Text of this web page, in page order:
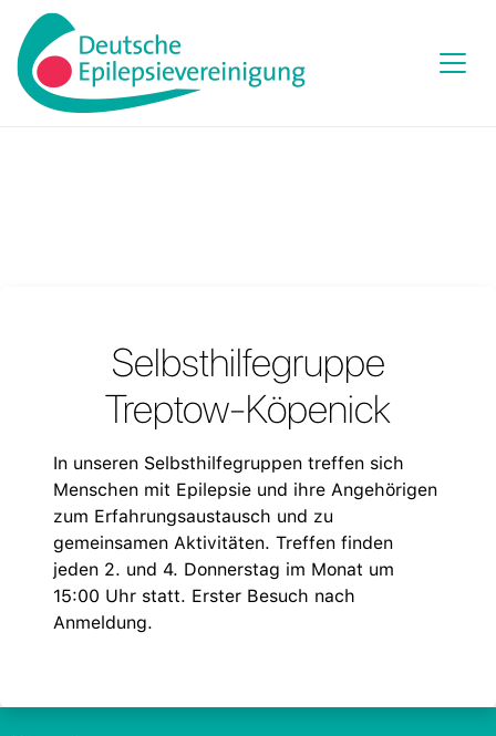
Selbsthilfegruppe
Treptow-Köpenick
In unseren Selbsthilfegruppen treffen sich
Menschen mit Epilepsie und ihre Angehörigen
zum Erfahrungsaustausch und zu
gemeinsamen Aktivitäten. Treffen finden
jeden 2. und 4. Donnerstag im Monat um
15:00 Uhr statt. Erster Besuch nach
Anmeldung.